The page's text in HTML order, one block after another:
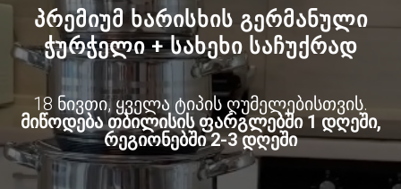
პრემიუმ ხარისხის გერმანული
ჭურჭელი + სახეხი საჩუქრად
18 ნივთი, ყველა ტიპის ღუმელებისთვის.
მიწოდება თბილისის ფარგლებში 1 დღეში,
რეგიონებში 2-3 დღეში